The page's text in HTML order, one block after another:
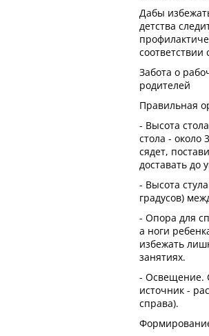
Дабы
детства
Забота о
родителей
Правильная
- Высота
стола - около
сядет,
доставать до
- Высота
градусов)
- Опора для
а ноги
избежать
занятиях.
- Освещение.
источник -
справа).